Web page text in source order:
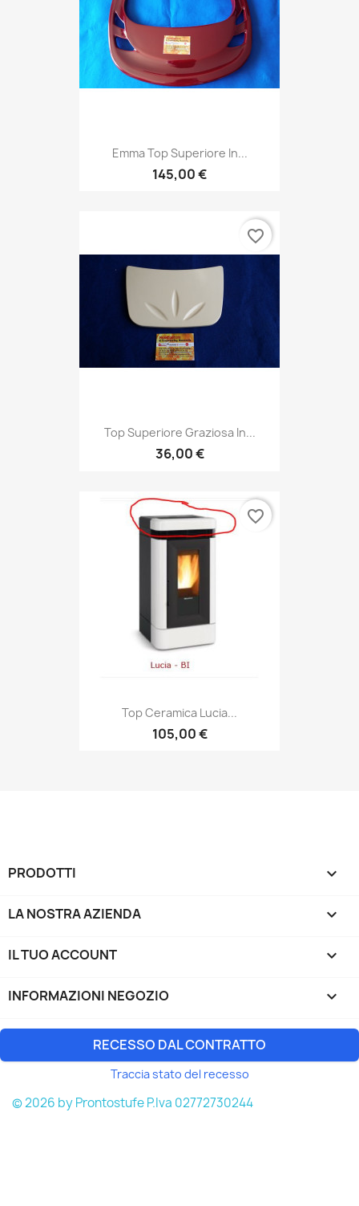
Emma Top Superiore In...
145,00 €
Top Superiore Graziosa In...
36,00 €
favorite_border
Top Ceramica Lucia...
105,00 €
favorite_border
PRODOTTI 
LA NOSTRA AZIENDA 
IL TUO ACCOUNT 
INFORMAZIONI NEGOZIO keyboard_arrow_down
RECESSO DAL CONTRATTO
Traccia stato del recesso
© 2026 by Prontostufe P.Iva 02772730244